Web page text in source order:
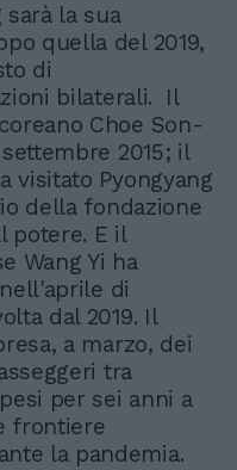
sarà la sua
quella del 2019,
di
bilaterali. Il
Choe Son-
2015; il
visitato Pyongyang
della fondazione
potere. E il
Wang Yi ha
di
dal 2019. Il
a marzo, dei
tra
per sei anni a
frontiere
la pandemia.